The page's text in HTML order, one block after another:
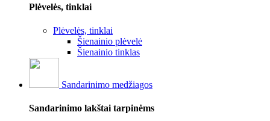
Plėvelės, tinklai
Plėvelės, tinklai
Šienainio plėvelė
Šienainio tinklas
Sandarinimo medžiagos
Sandarinimo lakštai tarpinėms